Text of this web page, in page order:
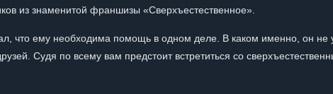
из знаменитой франшизы «Сверхъестественное».
что ему необходима помощь в одном деле. В каком именно, он не
Судя по всему вам предстоит встретиться со